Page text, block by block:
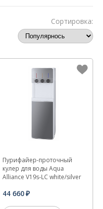
Сортировка:
Пурифайер-проточный
кулер для воды Aqua
Alliance V19s-LC white/silver
44 660